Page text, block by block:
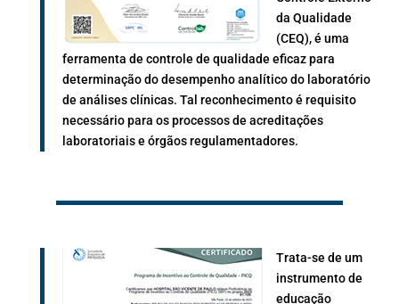
da Qualidade
(CEQ), é uma
ferramenta de controle de qualidade eficaz para
determinação do desempenho analítico do laboratório
de análises clínicas. Tal reconhecimento é requisito
necessário para os processos de acreditações
laboratoriais e órgãos regulamentadores.
Trata-se de um
instrumento de
educação